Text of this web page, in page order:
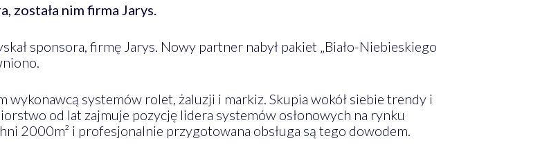
została nim firma Jarys.
sponsora, firmę Jarys. Nowy partner nabył pakiet „Biało-Niebieskiego
wykonawcą systemów rolet, żaluzji i markiz. Skupia wokół siebie trendy i
od lat zajmuje pozycję lidera systemów osłonowych na rynku
2000m² i profesjonalnie przygotowana obsługa są tego dowodem.